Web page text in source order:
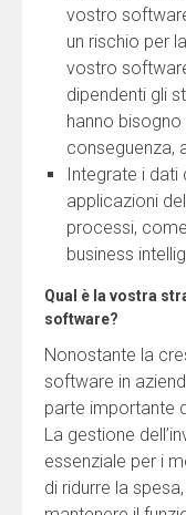
vostro
un rischio per
vostro
dipendenti gli
hanno
conseguenza,
Integrate i dati
applicazioni
processi,
business
Qual è la vostra
software?
Nonostante la
software in
parte importante
La gestione
essenziale per i
di ridurre la